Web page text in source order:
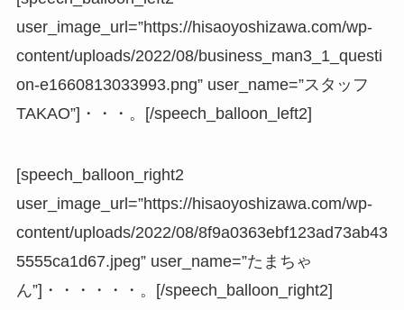
user_image_url=”https://hisaoyoshizawa.com/wp-
content/uploads/2022/08/business_man3_1_questi
on-e1660813033993.png” user_name=”スタッフ
TAKAO”]・・・。[/speech_balloon_left2]
[speech_balloon_right2
user_image_url=”https://hisaoyoshizawa.com/wp-
content/uploads/2022/08/8f9a0363ebf123ad73ab43
5555ca1d67.jpeg” user_name=”たまちゃ
ん”]・・・・・・。[/speech_balloon_right2]